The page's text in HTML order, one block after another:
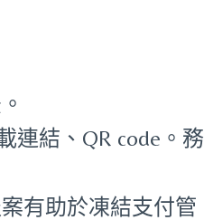
連結、QR code。務
有助於凍結支付管